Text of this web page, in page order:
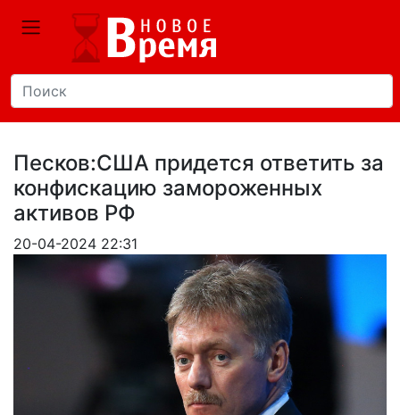
Песков:США придется ответить за
конфискацию замороженных
активов РФ
20-04-2024 22:31